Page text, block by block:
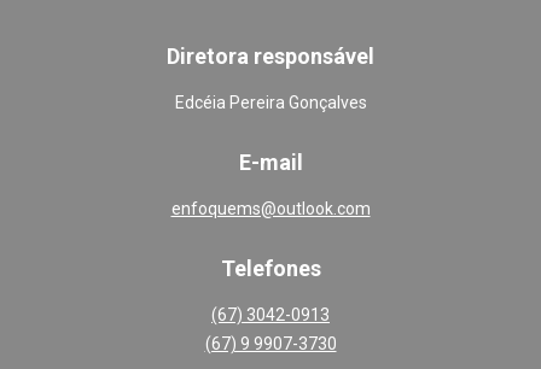
Diretora responsável
Edcéia Pereira Gonçalves
E-mail
enfoquems@outlook.com
Telefones
(67) 3042-0913
(67) 9 9907-3730